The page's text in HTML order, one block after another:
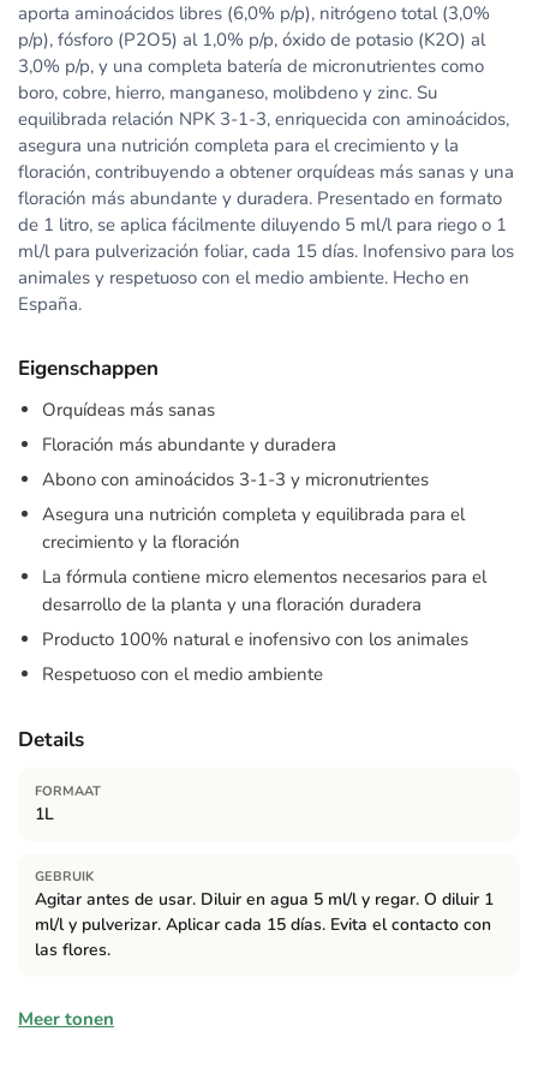
aporta aminoácidos libres (6,0% p/p), nitrógeno total (3,0%
p/p), fósforo (P2O5) al 1,0% p/p, óxido de potasio (K2O) al
3,0% p/p, y una completa batería de micronutrientes como
boro, cobre, hierro, manganeso, molibdeno y zinc. Su
equilibrada relación NPK 3-1-3, enriquecida con aminoácidos,
asegura una nutrición completa para el crecimiento y la
floración, contribuyendo a obtener orquídeas más sanas y una
floración más abundante y duradera. Presentado en formato
de 1 litro, se aplica fácilmente diluyendo 5 ml/l para riego o 1
ml/l para pulverización foliar, cada 15 días. Inofensivo para los
animales y respetuoso con el medio ambiente. Hecho en
España.
Eigenschappen
Orquídeas más sanas
Floración más abundante y duradera
Abono con aminoácidos 3-1-3 y micronutrientes
Asegura una nutrición completa y equilibrada para el
crecimiento y la floración
La fórmula contiene micro elementos necesarios para el
desarrollo de la planta y una floración duradera
Producto 100% natural e inofensivo con los animales
Respetuoso con el medio ambiente
Details
FORMAAT
1L
GEBRUIK
Agitar antes de usar. Diluir en agua 5 ml/l y regar. O diluir 1
ml/l y pulverizar. Aplicar cada 15 días. Evita el contacto con
las flores.
Samenstelling
Meer tonen